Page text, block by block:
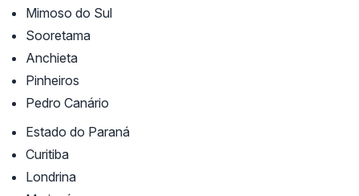
Mimoso do Sul
Sooretama
Anchieta
Pinheiros
Pedro Canário
Estado do Paraná
Curitiba
Londrina